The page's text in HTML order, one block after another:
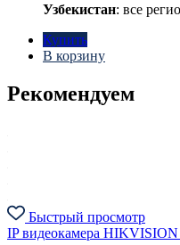
Узбекистан: все
Купить
В корзину
Рекомендуем
Быстрый просмотр
IP видеокамера